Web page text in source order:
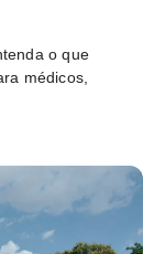
o que
médicos,